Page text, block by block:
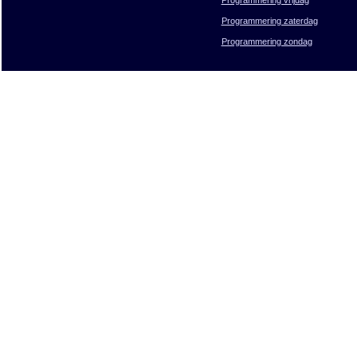
Programmering zaterdag
Programmering zondag